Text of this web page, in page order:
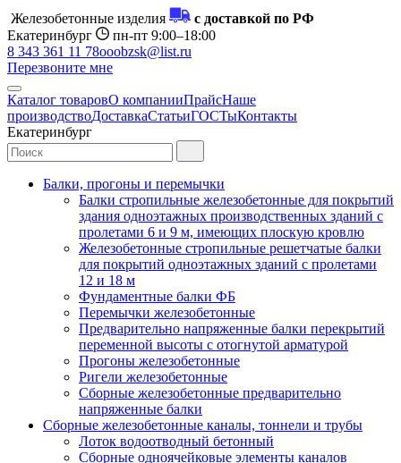
Железобетонные изделия
с доставкой по РФ
Екатеринбург
пн-пт 9:00–18:00
8 343 361 11 78ooobzsk@list.ru
Перезвоните мне
Каталог товаровО компанииПрайсНаше
производствоДоставкаСтатьиГОСТыКонтакты
Екатеринбург
Балки, прогоны и перемычки
Балки стропильные железобетонные для покрытий
здания одноэтажных производственных зданий с
пролетами 6 и 9 м, имеющих плоскую кровлю
Железобетонные стропильные решетчатые балки
для покрытий одноэтажных зданий с пролетами
12 и 18 м
Фундаментные балки ФБ
Перемычки железобетонные
Предварительно напряженные балки перекрытий
переменной высоты с отогнутой арматурой
Прогоны железобетонные
Ригели железобетонные
Сборные железобетонные предварительно
напряженные балки
Сборные железобетонные каналы, тоннели и трубы
Лоток водоотводный бетонный
Сборные одноячейковые элементы каналов